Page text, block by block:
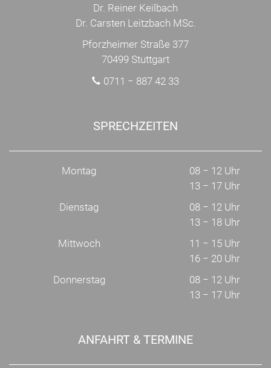
Dr. Reiner Keilbach
Dr. Carsten Leitzbach MSc.
Pforzheimer Straße 377
70499 Stuttgart
0711 − 887 42 33
SPRECHZEITEN
Montag
08 − 12 Uhr
13 − 17 Uhr
Dienstag
08 − 12 Uhr
13 − 18 Uhr
Mittwoch
11 − 15 Uhr
16 − 20 Uhr
Donnerstag
08 − 12 Uhr
13 − 17 Uhr
ANFAHRT & TERMINE